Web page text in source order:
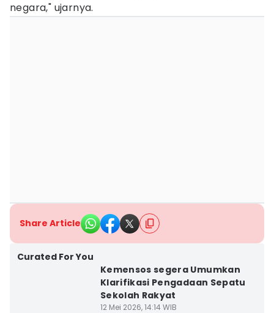
negara," ujarnya.
Share Article
Curated For You
Kemensos segera Umumkan
Klarifikasi Pengadaan Sepatu
Sekolah Rakyat
12 Mei 2026, 14:14 WIB